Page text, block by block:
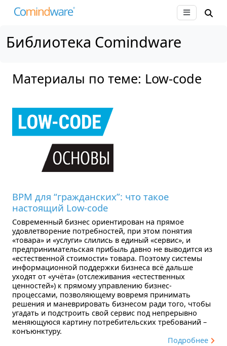
Библиотека Comindware
Материалы по теме: Low-code
BPM для “гражданских”: что такое
настоящий Low-code
Современный бизнес ориентирован на прямое
удовлетворение потребностей, при этом понятия
«товара» и «услуги» слились в единый «сервис», и
предпринимательская прибыль давно не выводится из
«естественной стоимости» товара. Поэтому системы
информационной поддержки бизнеса всё дальше
уходят от «учёта» (отслеживания «естественных
ценностей») к прямому управлению бизнес-
процессами, позволяющему вовремя принимать
решения и маневрировать бизнесом ради того, чтобы
угадать и подстроить свой сервис под непрерывно
меняющуюся картину потребительских требований –
конъюнктуру.
Подробнее